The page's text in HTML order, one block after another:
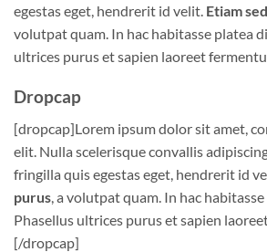
egestas eget, hendrerit id velit. Etiam
volutpat quam. In hac habitasse platea
ultrices purus et sapien laoreet
Dropcap
[dropcap]Lorem ipsum dolor sit amet,
elit. Nulla scelerisque convallis
fringilla quis egestas eget, hendrerit id
purus, a volutpat quam. In hac
Phasellus ultrices purus et sapien
[/dropcap]